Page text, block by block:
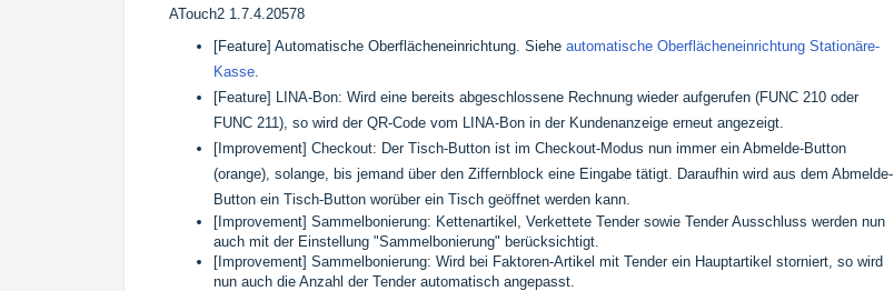
ATouch2 1.7.4.20578
[Feature] Automatische Oberflächeneinrichtung. Siehe automatische Oberflächeneinrichtung Stationäre-
Kasse
[Feature] LINA-Bon: Wird eine bereits abgeschlossene Rechnung wieder aufgerufen (FUNC 210 oder
FUNC 211), so wird der QR-Code vom LINA-Bon in der Kundenanzeige erneut angezeigt.
[Improvement] Checkout: Der Tisch-Button ist im Checkout-Modus nun immer ein Abmelde-Button
(orange), solange, bis jemand über den Ziffernblock eine Eingabe tätigt. Daraufhin wird aus dem Abmelde-
Button ein Tisch-Button worüber ein Tisch geöffnet werden kann.
[Improvement] Sammelbonierung: Kettenartikel, Verkettete Tender sowie Tender Ausschluss werden nun
auch mit der Einstellung "Sammelbonierung" berücksichtigt.
[Improvement] Sammelbonierung: Wird bei Faktoren-Artikel mit Tender ein Hauptartikel storniert, so wird
nun auch die Anzahl der Tender automatisch angepasst.